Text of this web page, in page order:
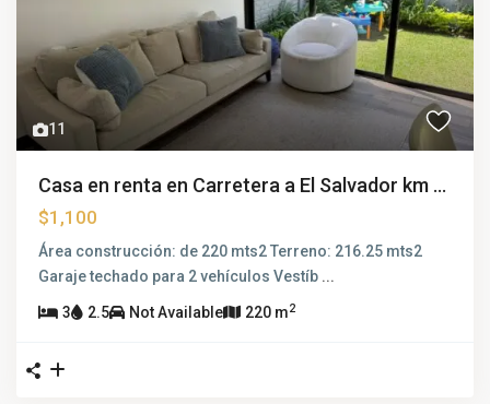
11
Casa en renta en Carretera a El Salvador km ...
$1,100
Área construcción: de 220 mts2 Terreno: 216.25 mts2
Garaje techado para 2 vehículos Vestíb ...
3 2.5 Not Available 220 m2